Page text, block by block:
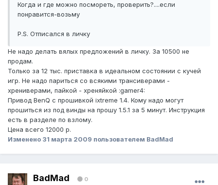
Когда и где можно посмореть, проверить?....если
понравится-возьму
P.S. Отписался в личку
Не надо делать вялых предложений в личку. За 10500 не
продам.
Только за 12 тыс. приставка в идеальном состоянии с кучей
игр. Не надо париться со всякими трансиверами -
хрениверами, пайкой - хреняйкой :gamer4:
Привод BenQ с прошивкой ixtreme 1.4. Кому надо могут
прошиться из под винды на прошу 1.5.1 за 5 минут. Инструкция
есть в разделе по взлому.
Цена всего 12000 р.
Изменено 31 марта 2009 пользователем BadMad
BadMad 0